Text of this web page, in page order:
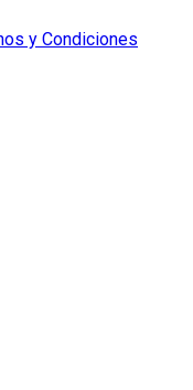
y Condiciones